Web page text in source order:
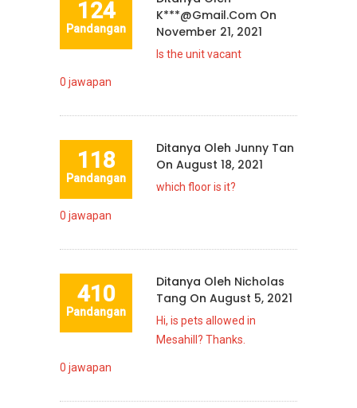
124
Pandangan
K***@gmail.com On
November 21, 2021
Is the unit vacant
0 jawapan
118
Pandangan
Ditanya Oleh Junny Tan
On August 18, 2021
which floor is it?
0 jawapan
410
Pandangan
Ditanya Oleh Nicholas
Tang On August 5, 2021
Hi, is pets allowed in
Mesahill? Thanks.
0 jawapan